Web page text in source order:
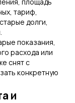
тариф,
долги,
показания,
расхода или
снят с
конкретную
и